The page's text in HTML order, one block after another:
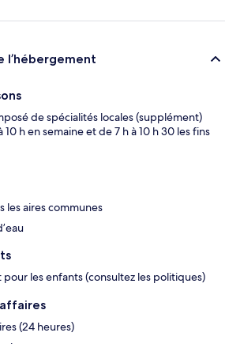
l’hébergement
de spécialités locales (supplément)
h en semaine et de 7 h à 10 h 30 les fins
les aires communes
les enfants (consultez les politiques)
(24 heures)